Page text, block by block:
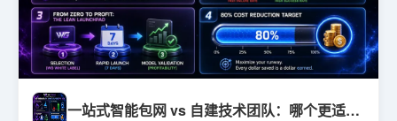
一站式智能包网 vs 自建技术团队：哪个更适合跨行创业者？